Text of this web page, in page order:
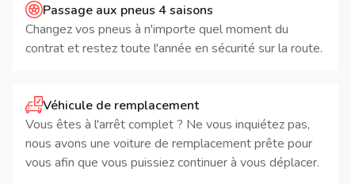
Passage aux pneus 4 saisons
Changez vos pneus à n'importe quel moment du
contrat et restez toute l'année en sécurité sur la route.
Véhicule de remplacement
Vous êtes à l'arrêt complet ? Ne vous inquiétez pas,
nous avons une voiture de remplacement prête pour
vous afin que vous puissiez continuer à vous déplacer.